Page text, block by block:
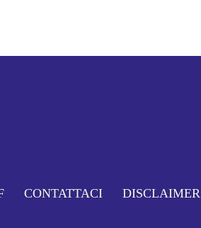
CONTATTACI DISCLAIMER